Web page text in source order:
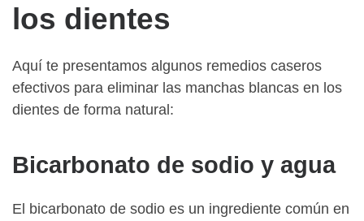
los dientes
Aquí te presentamos algunos remedios caseros
efectivos para eliminar las manchas blancas en los
dientes de forma natural:
Bicarbonato de sodio y agua
El bicarbonato de sodio es un ingrediente común en